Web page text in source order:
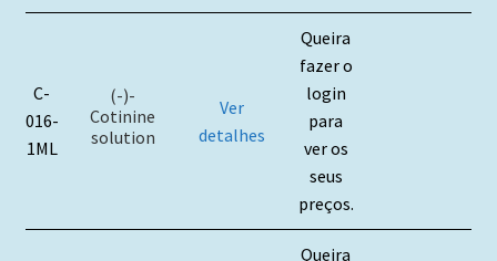
C-
016-
1ML
(-)-
Cotinine
solution
Ver
detalhes
Queira
fazer o
login
para
ver os
seus
preços.
Queira